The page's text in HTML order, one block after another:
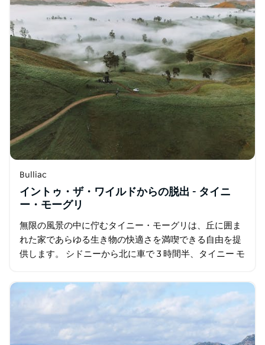
Bulliac
イントゥ・ザ・ワイルドからの脱出 - タイニ
ー・モーグリ
無限の風景の中に佇むタイニー・モーグリは、丘に囲ま
れた家であらゆる生き物の快適さを満喫できる自由を提
供します。 シドニーから北に車で 3 時間半、タイニー モ
に入ります…